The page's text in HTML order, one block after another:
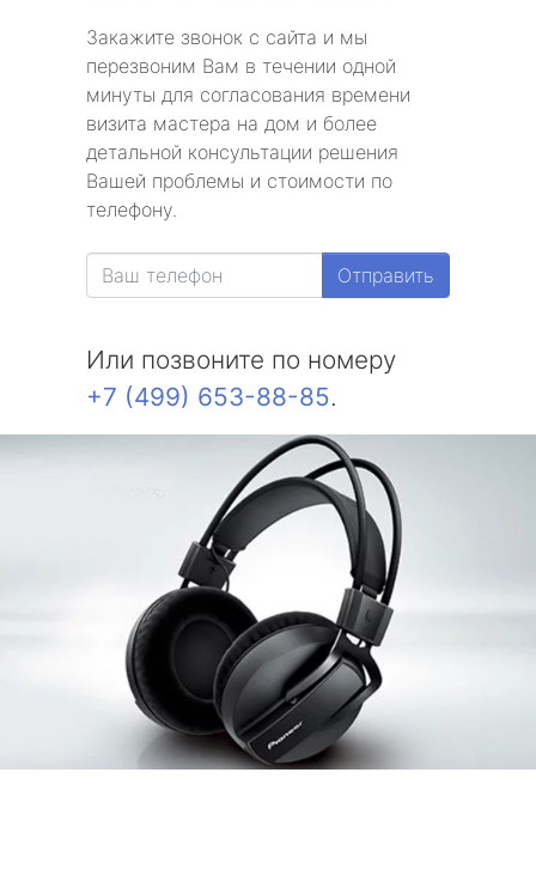
Закажите звонок с сайта и мы
перезвоним Вам в течении одной
минуты для согласования времени
визита мастера на дом и более
детальной консультации решения
Вашей проблемы и стоимости по
телефону.
Отправить
Или позвоните по номеру
+7 (499) 653-88-85.